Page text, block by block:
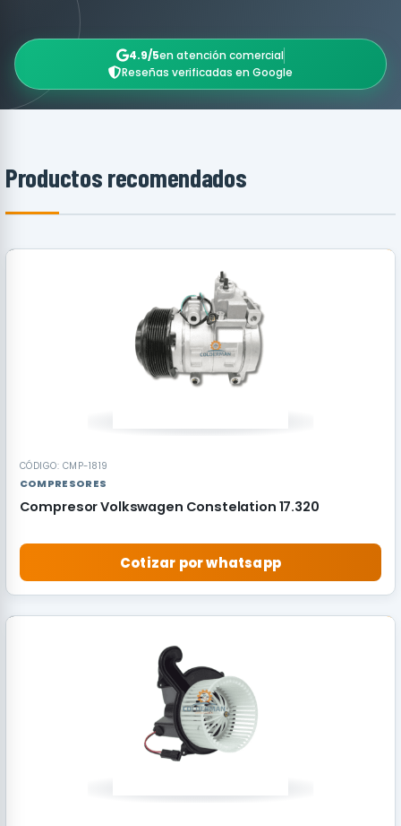
4.9/5en atención comercial
Reseñas verificadas en Google
Productos recomendados
CÓDIGO: CMP-1819
COMPRESORES
Compresor Volkswagen Constelation 17.320
Cotizar por whatsapp